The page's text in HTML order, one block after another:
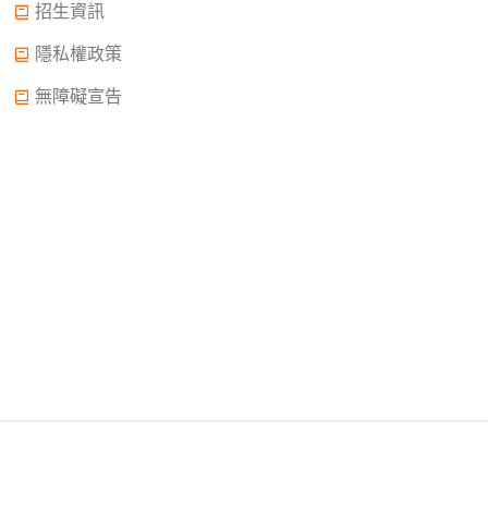
招生資訊
隱私權政策
無障礙宣告